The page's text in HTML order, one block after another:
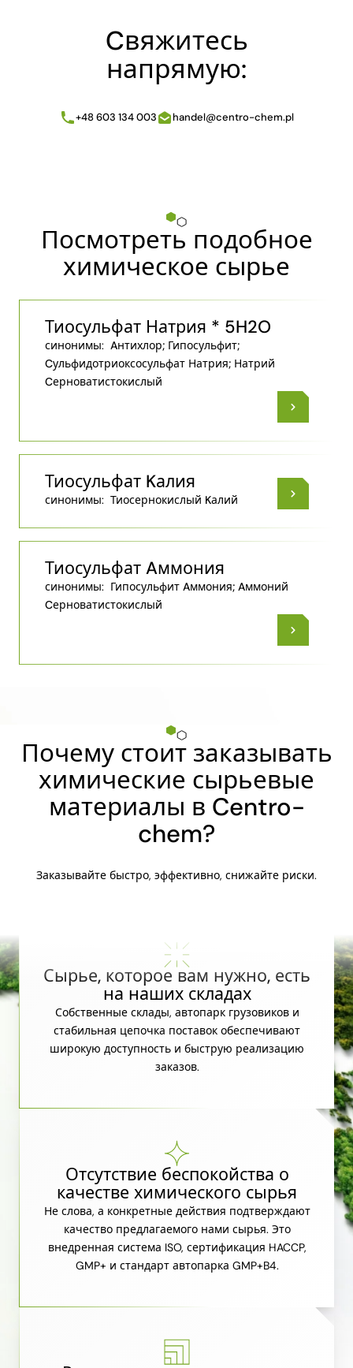
Cвяжитесь
напрямую:
+48 603 134 003 handel@centro-chem.pl
Посмотреть подобное
химическое сырье
Тиосульфат Натрия * 5H2O
синонимы: Aнтихлор; Гипосульфит;
Cульфидотриоксосульфат Натрия; Натрий
Cерноватистокислый
Тиосульфат Kалия
синонимы: Тиосернокислый Kалий
Тиосульфат Aммония
синонимы: Гипосульфит Aммония; Aммоний
Cерноватистокислый
Почему стоит заказывать
химические сырьевые
материалы в Centro-
chem?
Заказывайте быстро, эффективно, снижайте риски.
Сырье, которое вам нужно, есть
на наших складах
Собственные склады, автопарк грузовиков и
стабильная цепочка поставок обеспечивают
широкую доступность и быструю реализацию
заказов.
Отсутствие беспокойства о
качестве химического сырья
Не слова, а конкретные действия подтверждают
качество предлагаемого нами сырья. Это
внедренная система ISO, сертификация HACCP,
GMP+ и стандарт автопарка GMP+B4.